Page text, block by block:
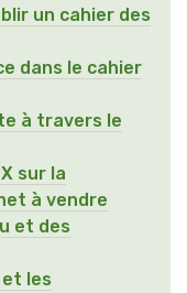
un cahier des
dans le cahier
à travers le
sur la
à vendre
et des
les